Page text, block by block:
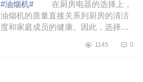
#油烟机#
在厨房电器的选择上，
油烟机的质量直接关系到厨房的清洁
度和家庭成员的健康。因此，选择一
重要。下面小编为大家介绍下油烟机
1145 0